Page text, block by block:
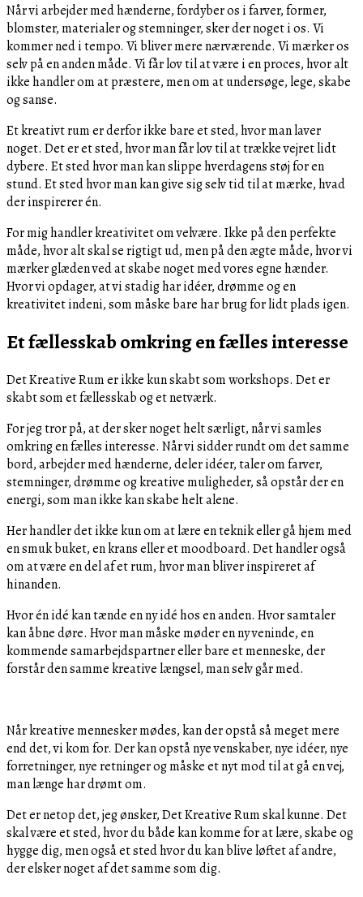
Når vi arbejder med hænderne, fordyber os i farver, former,
blomster, materialer og stemninger, sker der noget i os. Vi
kommer ned i tempo. Vi bliver mere nærværende. Vi mærker os
selv på en anden måde. Vi får lov til at være i en proces, hvor alt
ikke handler om at præstere, men om at undersøge, lege, skabe
og sanse.
Et kreativt rum er derfor ikke bare et sted, hvor man laver
noget. Det er et sted, hvor man får lov til at trække vejret lidt
dybere. Et sted hvor man kan slippe hverdagens støj for en
stund. Et sted hvor man kan give sig selv tid til at mærke, hvad
der inspirerer én.
For mig handler kreativitet om velvære. Ikke på den perfekte
måde, hvor alt skal se rigtigt ud, men på den ægte måde, hvor vi
mærker glæden ved at skabe noget med vores egne hænder.
Hvor vi opdager, at vi stadig har idéer, drømme og en
kreativitet indeni, som måske bare har brug for lidt plads igen.
Et fællesskab omkring en fælles interesse
Det Kreative Rum er ikke kun skabt som workshops. Det er
skabt som et fællesskab og et netværk.
For jeg tror på, at der sker noget helt særligt, når vi samles
omkring en fælles interesse. Når vi sidder rundt om det samme
bord, arbejder med hænderne, deler idéer, taler om farver,
stemninger, drømme og kreative muligheder, så opstår der en
energi, som man ikke kan skabe helt alene.
Her handler det ikke kun om at lære en teknik eller gå hjem med
en smuk buket, en krans eller et moodboard. Det handler også
om at være en del af et rum, hvor man bliver inspireret af
hinanden.
Hvor én idé kan tænde en ny idé hos en anden. Hvor samtaler
kan åbne døre. Hvor man måske møder en ny veninde, en
kommende samarbejdspartner eller bare et menneske, der
forstår den samme kreative længsel, man selv går med.
Når kreative mennesker mødes, kan der opstå så meget mere
end det, vi kom for. Der kan opstå nye venskaber, nye idéer, nye
forretninger, nye retninger og måske et nyt mod til at gå en vej,
man længe har drømt om.
Det er netop det, jeg ønsker, Det Kreative Rum skal kunne. Det
skal være et sted, hvor du både kan komme for at lære, skabe og
hygge dig, men også et sted hvor du kan blive løftet af andre,
der elsker noget af det samme som dig.